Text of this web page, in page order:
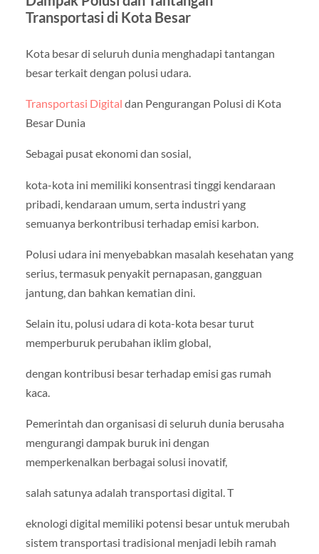
Transportasi di Kota Besar
Kota besar di seluruh dunia menghadapi tantangan
besar terkait dengan polusi udara.
Transportasi Digital dan Pengurangan Polusi di Kota
Besar Dunia
Sebagai pusat ekonomi dan sosial,
kota-kota ini memiliki konsentrasi tinggi kendaraan
pribadi, kendaraan umum, serta industri yang
semuanya berkontribusi terhadap emisi karbon.
Polusi udara ini menyebabkan masalah kesehatan yang
serius, termasuk penyakit pernapasan, gangguan
jantung, dan bahkan kematian dini.
Selain itu, polusi udara di kota-kota besar turut
memperburuk perubahan iklim global,
dengan kontribusi besar terhadap emisi gas rumah
kaca.
Pemerintah dan organisasi di seluruh dunia berusaha
mengurangi dampak buruk ini dengan
memperkenalkan berbagai solusi inovatif,
salah satunya adalah transportasi digital. T
eknologi digital memiliki potensi besar untuk merubah
sistem transportasi tradisional menjadi lebih ramah